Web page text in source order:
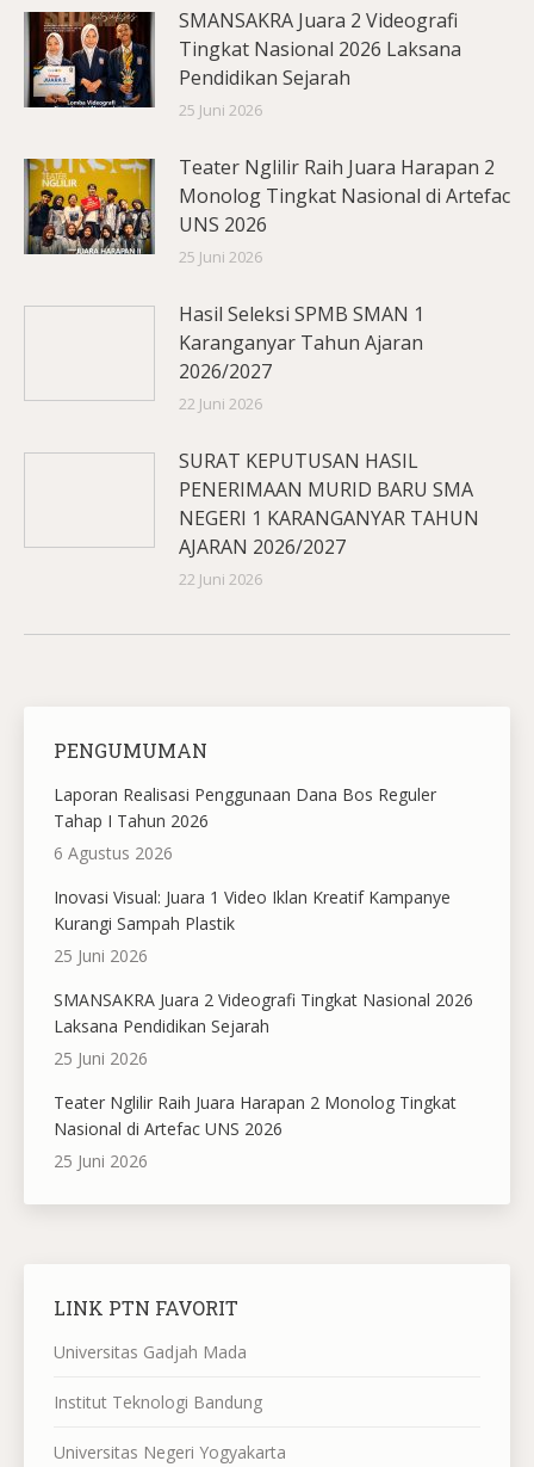
SMANSAKRA Juara 2 Videografi
Tingkat Nasional 2026 Laksana
Pendidikan Sejarah
25 Juni 2026
Teater Nglilir Raih Juara Harapan 2
Monolog Tingkat Nasional di Artefac
UNS 2026
25 Juni 2026
Hasil Seleksi SPMB SMAN 1
Karanganyar Tahun Ajaran
2026/2027
22 Juni 2026
SURAT KEPUTUSAN HASIL
PENERIMAAN MURID BARU SMA
NEGERI 1 KARANGANYAR TAHUN
AJARAN 2026/2027
22 Juni 2026
PENGUMUMAN
Laporan Realisasi Penggunaan Dana Bos Reguler
Tahap I Tahun 2026
6 Agustus 2026
Inovasi Visual: Juara 1 Video Iklan Kreatif Kampanye
Kurangi Sampah Plastik
25 Juni 2026
SMANSAKRA Juara 2 Videografi Tingkat Nasional 2026
Laksana Pendidikan Sejarah
25 Juni 2026
Teater Nglilir Raih Juara Harapan 2 Monolog Tingkat
Nasional di Artefac UNS 2026
25 Juni 2026
LINK PTN FAVORIT
Universitas Gadjah Mada
Institut Teknologi Bandung
Universitas Negeri Yogyakarta